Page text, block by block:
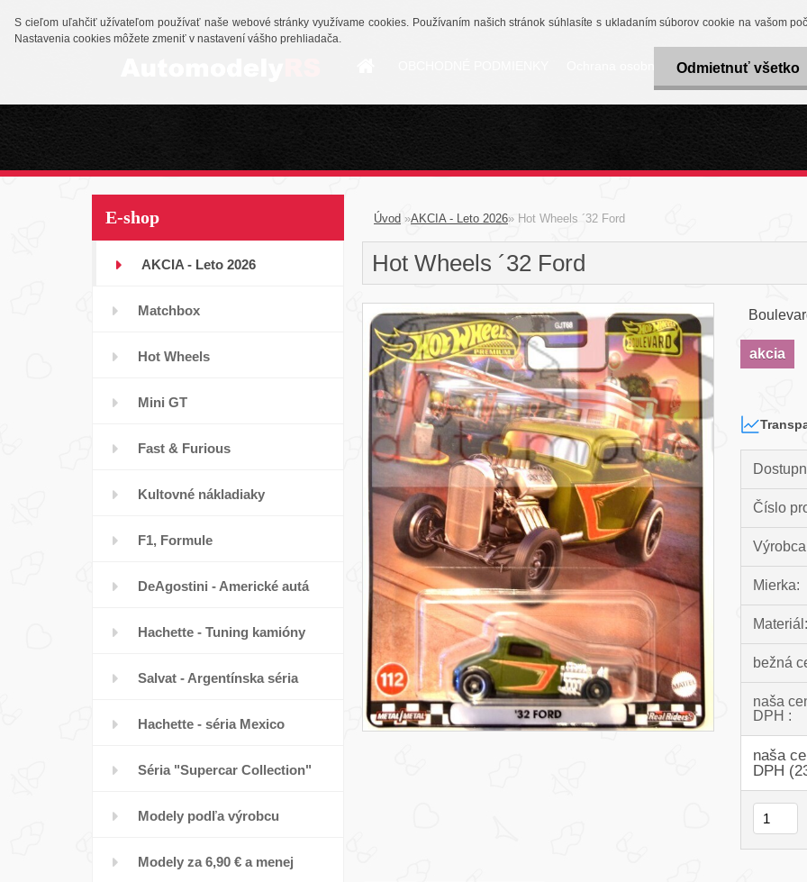
S cieľom uľahčiť užívateľom používať naše webové stránky využívame cookies. Používaním našich stránok súhlasíte s ukladaním súborov cookie na vašom
Nastavenia cookies môžete zmeniť v nastavení vášho prehliadača.
Odmietnuť všetko
Ochrana osobných údajov
E-shop
AKCIA - Leto 2026
Matchbox
Hot Wheels
Mini GT
Fast & Furious
Kultovné nákladiaky
F1, Formule
DeAgostini - Americké autá
Hachette - Tuning kamióny
Salvat - Argentínska séria
Hachette - séria Mexico
Séria "Supercar Collection"
Modely podľa výrobcu
Modely za 6,90 € a menej
Úvod »AKCIA - Leto 2026» Hot Wheels ´32 Ford
Hot Wheels ´32 Ford
akcia
Číslo
Mierka:
Materiál:
bežná
naša
DPH :
naša
DPH